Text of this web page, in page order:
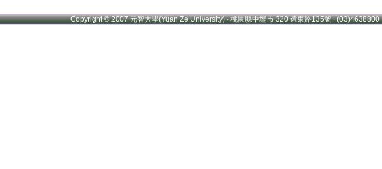
Copyright © 2007 元智大學(Yuan Ze University) ‧ 桃園縣中壢市 320 遠東路135號 ‧ (03)4638800